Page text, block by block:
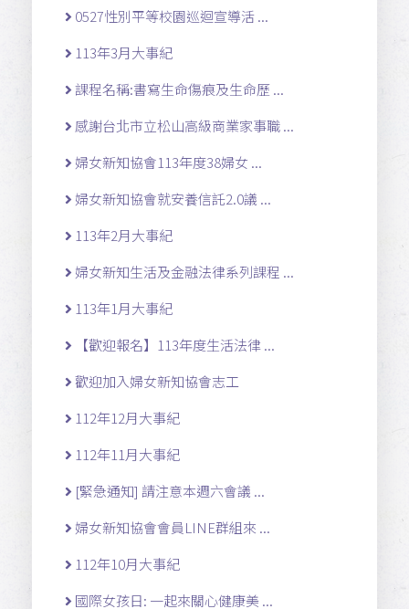
0527性別平等校園巡迴宣導活 ...
113年3月大事紀
課程名稱:書寫生命傷痕及生命歷 ...
感謝台北市立松山高級商業家事職 ...
婦女新知協會113年度38婦女 ...
婦女新知協會就安養信託2.0議 ...
113年2月大事紀
婦女新知生活及金融法律系列課程 ...
113年1月大事紀
【歡迎報名】113年度生活法律 ...
歡迎加入婦女新知協會志工
112年12月大事紀
112年11月大事紀
[緊急通知] 請注意本週六會議 ...
婦女新知協會會員LINE群組來 ...
112年10月大事紀
國際女孩日: 一起來關心健康美 ...